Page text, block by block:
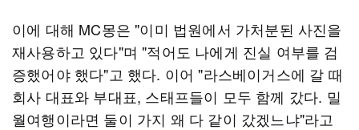
이에 대해 MC몽은 "이미 법원에서 가처분된 사진을
재사용하고 있다"며 "적어도 나에게 진실 여부를 검
증했어야 했다"고 했다. 이어 "라스베이거스에 갈 때
회사 대표와 부대표, 스태프들이 모두 함께 갔다. 밀
월여행이라면 둘이 가지 왜 다 같이 갔겠느냐"라고